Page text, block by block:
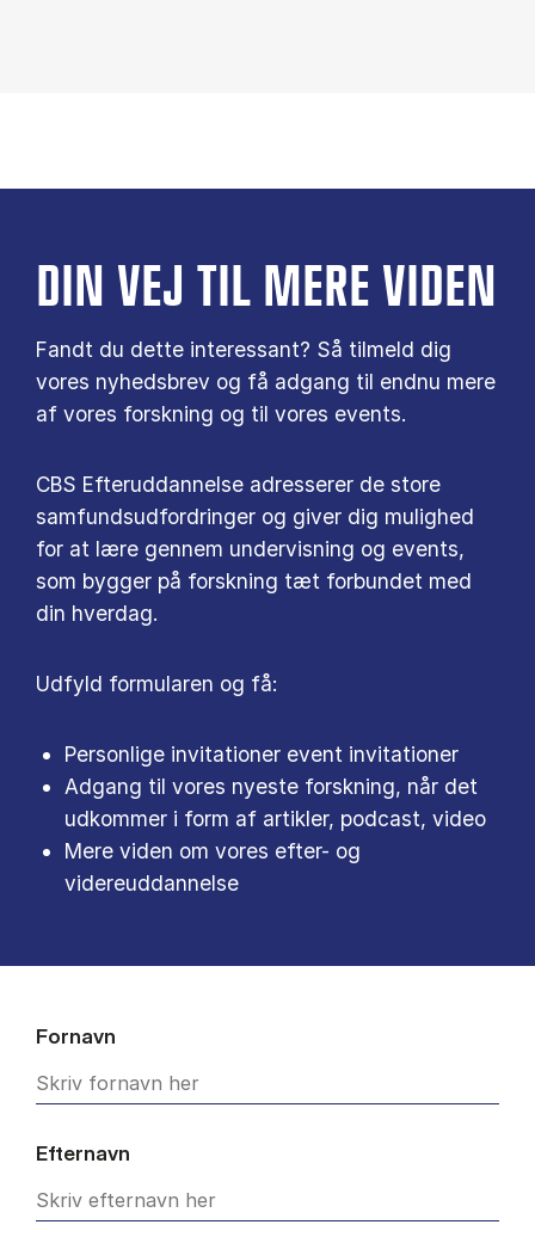
DIN VEJ TIL MERE VIDEN
Fandt du dette interessant? Så tilmeld dig
vores nyhedsbrev og få adgang til endnu mere
af vores forskning og til vores events.
CBS Efteruddannelse adresserer de store
samfundsudfordringer og giver dig mulighed
for at lære gennem undervisning og events,
som bygger på forskning tæt forbundet med
din hverdag.
Udfyld formularen og få:
Personlige invitationer event invitationer
Adgang til vores nyeste forskning, når det
udkommer i form af artikler, podcast, video
Mere viden om vores efter- og
videreuddannelse
Fornavn
Efternavn